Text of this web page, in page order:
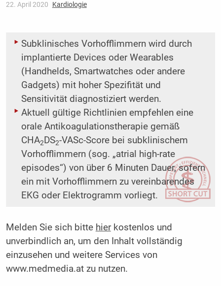
22. April 2020 Kardiologie
Subklinisches Vorhofflimmern wird durch
implantierte Devices oder Wearables
(Handhelds, Smartwatches oder andere
Gadgets) mit hoher Spezifität und
Sensitivität diagnostiziert werden.
Aktuell gültige Richtlinien empfehlen eine
orale Antikoagulationstherapie gemäß
CHA2 DS2-VASc-Score bei subklinischem
Vorhofflimmern (sog. „atrial high-rate
episodes“) von über 6 Minuten Dauer, sofern
ein mit Vorhofflimmern zu vereinbarendes
EKG oder Elektrogramm vorliegt.
Melden Sie sich bitte hierkostenlos und
unverbindlich an, um den Inhalt vollständig
einzusehen und weitere Services von
www.medmedia.at zu nutzen.